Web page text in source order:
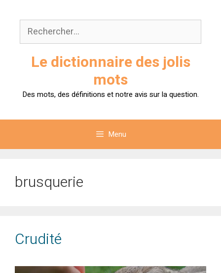
contenu
Rechercher :
Le dictionnaire des jolis
mots
Des mots, des définitions et notre avis sur la question.
Menu
brusquerie
Crudité